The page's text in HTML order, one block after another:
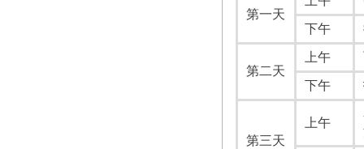
第一天
下午
第二天
上午
下午
第三天
上午